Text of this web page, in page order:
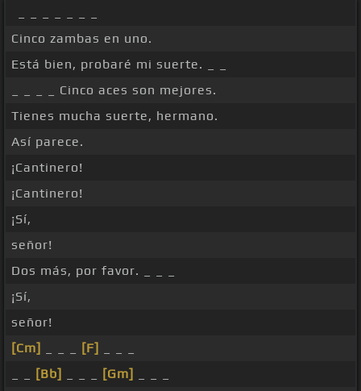
Cinco zambas en uno.
Está bien, probaré mi suerte. _ _
_ _ _ _ Cinco aces son mejores.
Tienes mucha suerte, hermano.
Así parece.
¡Cantinero!
¡Cantinero!
¡Sí,
señor!
Dos más, por favor. _ _ _
¡Sí,
señor!
[Cm]
[F]
[Bb] [Gm]